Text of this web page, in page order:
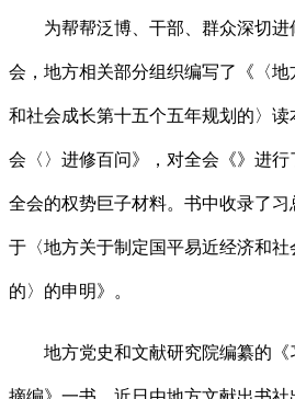
为帮帮泛博、干部、群众深切进
会，地方相关部分组织编写了《〈
和社会成长第十五个五年规划的〉
会〈〉进修百问》，对全会《》进
全会的权势巨子材料。书中收录了
于〈地方关于制定国平易近经济和社
的〉的申明》。
地方党史和文献研究院编纂的《